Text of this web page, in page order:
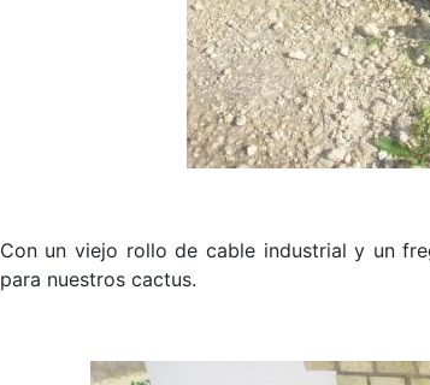
Con un viejo rollo de cable industrial y un
para nuestros cactus.